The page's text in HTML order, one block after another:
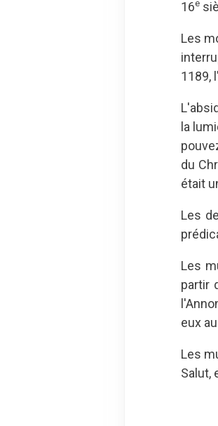
16e
Les
1189,
la
du
était
Les
Les
partir
eux
Les
Salut,